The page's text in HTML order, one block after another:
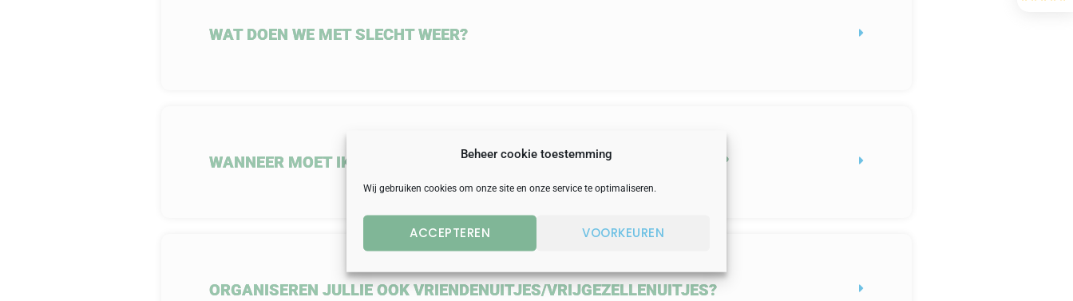
Beheer cookie toestemming
Wij gebruiken cookies om onze site en onze service te optimaliseren.
ACCEPTEREN VOORKEUREN
WAT DOEN WE MET SLECHT WEER?
WANNEER MOET IK HET DEFINITIEF AANTAL PERSONEN DOORGEVEN?
ORGANISEREN JULLIE OOK VRIENDENUITJES/VRIJGEZELLENUITJES?